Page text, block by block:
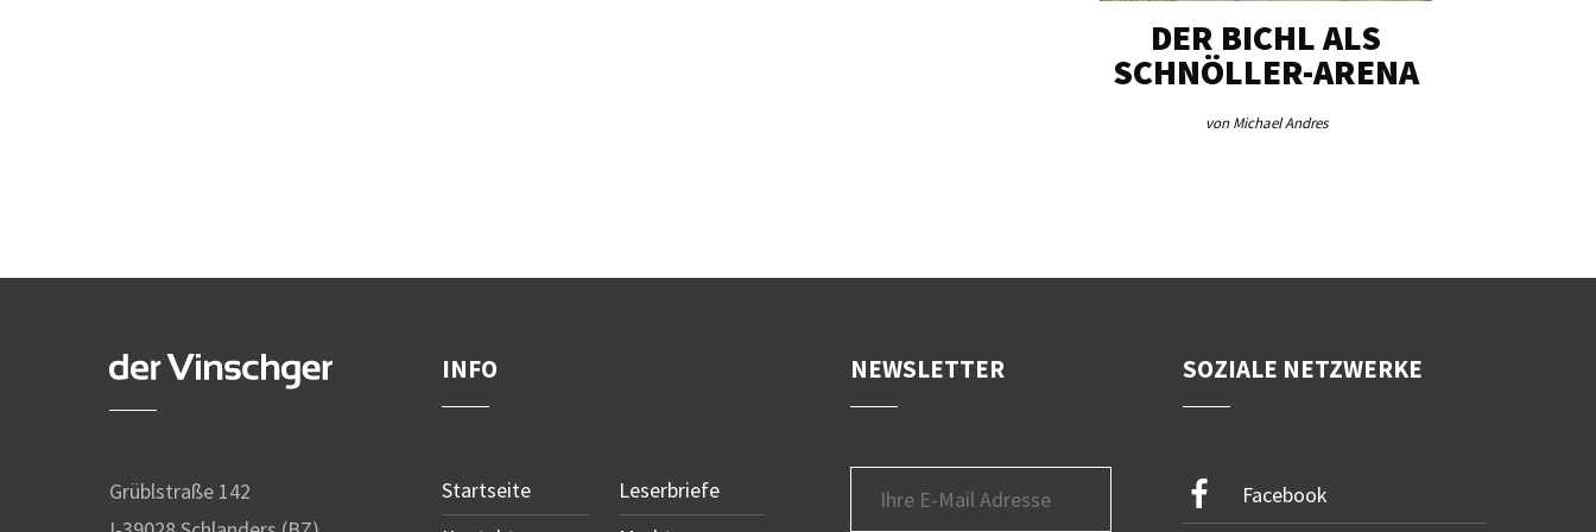
DER BICHL ALS
SCHNÖLLER-ARENA
von Michael Andres
Grüblstraße 142
INFO
Startseite
Leserbriefe
NEWSLETTER SOZIALE NETZWERKE
Facebook